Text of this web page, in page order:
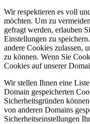
Wir respektieren es voll
möchten. Um zu
gefragt werden, erlauben
Einstellungen zu
andere Cookies zulassen,
zu können. Wenn Sie
Cookies auf unserer
Wir stellen Ihnen eine
Domain gespeicherten
Sicherheitsgründen
von anderen Domains
Sicherheitseinstellungen